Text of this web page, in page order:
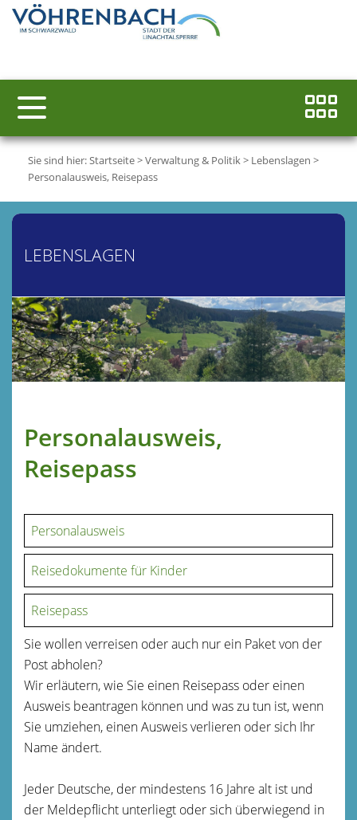
Sie sind hier:Startseite>Verwaltung & Politik> Lebenslagen >
Personalausweis, Reisepass
LEBENSLAGEN
Personalausweis,
Reisepass
Personalausweis
Reisedokumente für Kinder
Reisepass
Sie wollen verreisen oder auch nur ein Paket von der
Post abholen?
Wir erläutern, wie Sie einen Reisepass oder einen
Ausweis beantragen können und was zu tun ist, wenn
Sie umziehen, einen Ausweis verlieren oder sich Ihr
Name ändert.
Jeder Deutsche, der mindestens 16 Jahre alt ist und
der Meldepflicht unterliegt oder sich überwiegend in